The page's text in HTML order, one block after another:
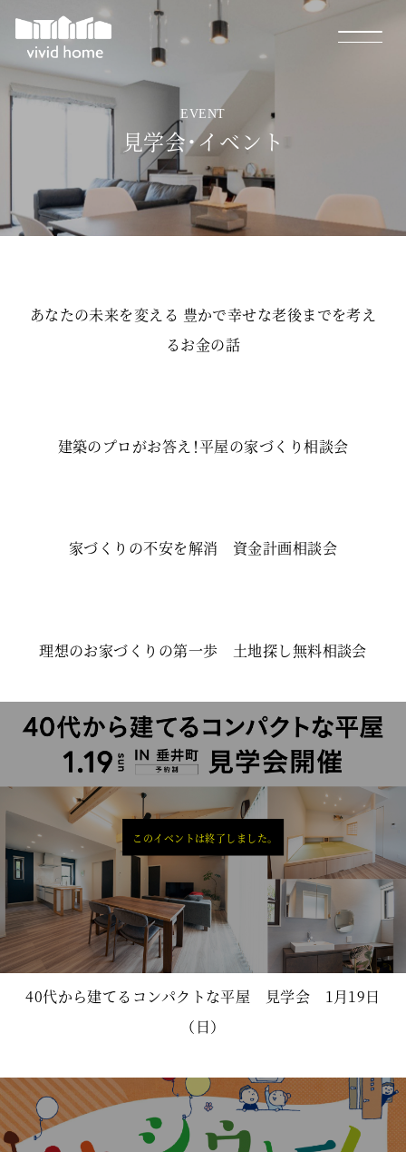
EVENT
見学会・イベント
あなたの未来を変える 豊かで幸せな老後までを考え
るお金の話
建築のプロがお答え！平屋の家づくり相談会
家づくりの不安を解消 資金計画相談会
理想のお家づくりの第一歩 土地探し無料相談会
このイベントは終了しました。
40代から建てるコンパクトな平屋 見学会 1月19日
（日）